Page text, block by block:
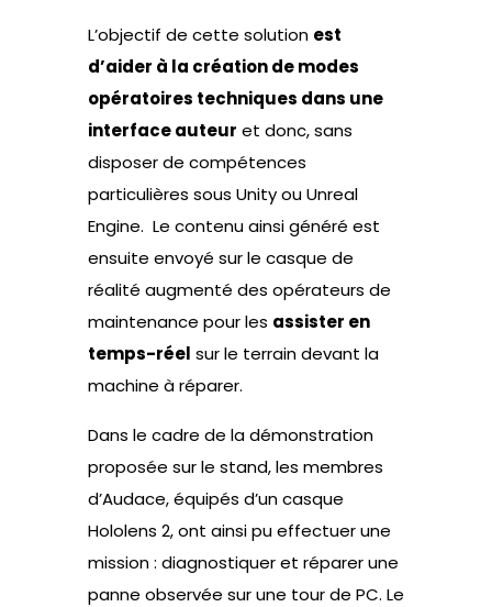
L’objectif de cette solution est
d’aider à la création de modes
opératoires techniques dans une
interface auteur et donc, sans
disposer de compétences
particulières sous Unity ou Unreal
Engine. Le contenu ainsi généré est
ensuite envoyé sur le casque de
réalité augmenté des opérateurs de
maintenance pour les assister en
temps-réel sur le terrain devant la
machine à réparer.
Dans le cadre de la démonstration
proposée sur le stand, les membres
d’Audace, équipés d’un casque
Hololens 2, ont ainsi pu effectuer une
mission : diagnostiquer et réparer une
panne observée sur une tour de PC. Le